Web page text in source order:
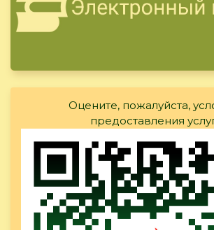
Оцените, пожалуйста,
предоставления